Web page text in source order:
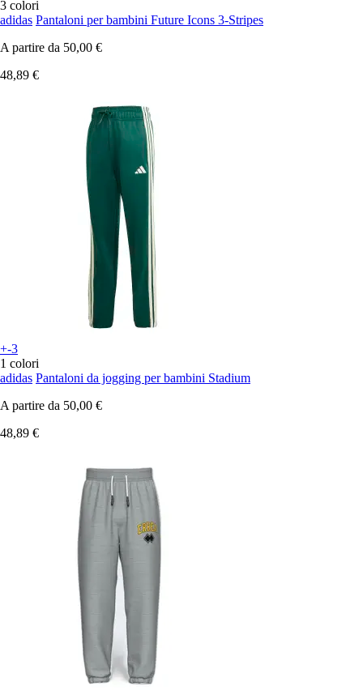
3 colori
adidas Pantaloni per bambini Future Icons 3-Stripes
A partire da 50,00 €
48,89 €
+-3
1 colori
adidas Pantaloni da jogging per bambini Stadium
A partire da 50,00 €
48,89 €